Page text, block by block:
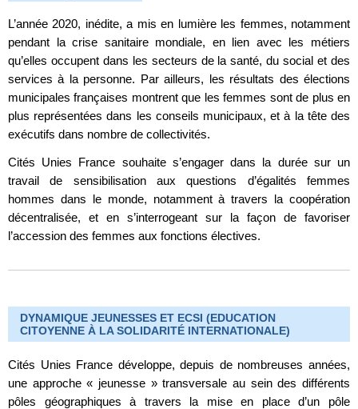
L’année 2020, inédite, a mis en lumière les femmes, notamment
pendant la crise sanitaire mondiale, en lien avec les métiers
qu’elles occupent dans les secteurs de la santé, du social et des
services à la personne. Par ailleurs, les résultats des élections
municipales françaises montrent que les femmes sont de plus en
plus représentées dans les conseils municipaux, et à la tête des
exécutifs dans nombre de collectivités.
Cités Unies France souhaite s’engager dans la durée sur un
travail de sensibilisation aux questions d’égalités femmes
hommes dans le monde, notamment à travers la coopération
décentralisée, et en s’interrogeant sur la façon de favoriser
l’accession des femmes aux fonctions électives.
DYNAMIQUE JEUNESSES ET ECSI (EDUCATION
CITOYENNE À LA SOLIDARITÉ INTERNATIONALE)
Cités Unies France développe, depuis de nombreuses années,
une approche « jeunesse » transversale au sein des différents
pôles géographiques à travers la mise en place d’un pôle